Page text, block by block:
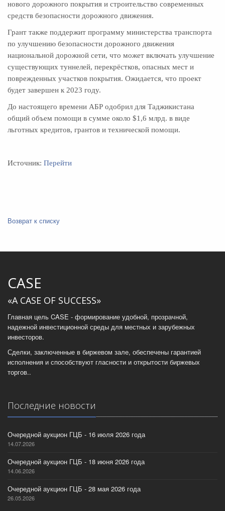
нового дорожного покрытия и строительство современных
средств безопасности дорожного движения.
Грант также поддержит программу министерства транспорта
по улучшению безопасности дорожного движения
национальной дорожной сети, что может включать улучшение
существующих туннелей, перекрёстков, опасных мест и
поврежденных участков покрытия. Ожидается, что проект
будет завершен к 2023 году.
До настоящего времени АБР одобрил для Таджикистана
общий объем помощи в сумме около $1,6 млрд. в виде
льготных кредитов, грантов и технической помощи.
Источник: Перейти
Возврат к списку
CASE
«A CASE OF SUCCESS»
Главная цель CASE - формирование удобной, прозрачной,
надежной инвестиционной среды для местных и зарубежных
инвесторов.
Сделки, заключенные в биржевом зале, обеспечены гарантией
исполнения и способствуют гласности и открытости биржевых
торгов..
Последние новости
Очередной аукцион ГЦБ - 16 июля 2026 года
14.07.2026
Очередной аукцион ГЦБ - 18 июня 2026 года
14.06.2026
Очередной аукцион ГЦБ - 28 мая 2026 года
26.05.2026